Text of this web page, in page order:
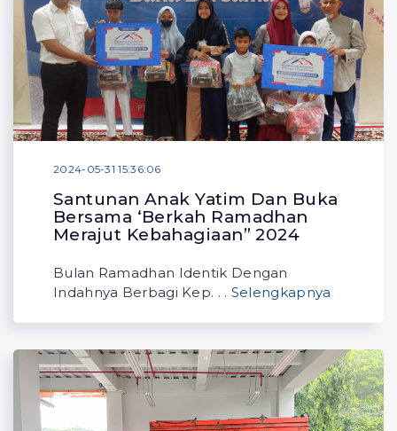
2024-05-31 15:36:06
Santunan Anak Yatim Dan Buka
Bersama ‘Berkah Ramadhan
Merajut Kebahagiaan” 2024
Bulan Ramadhan Identik Dengan
Indahnya Berbagi Kep. . . Selengkapnya